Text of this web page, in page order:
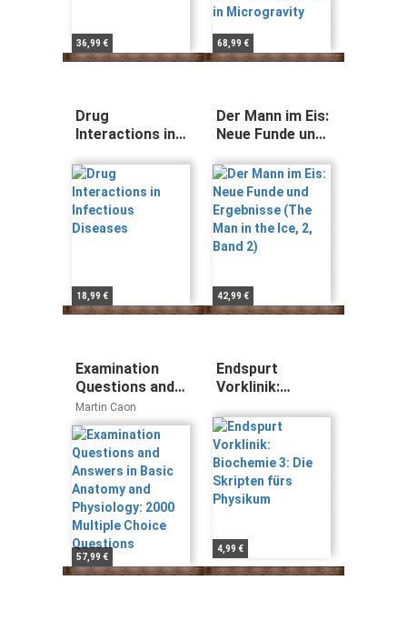
36,99 € 68,99 €
Drug
Interactions in
Diseases
18,99 €
Der Mann im Eis:
Neue Funde und
Man in the Ice, 2,
Band 2)
42,99 €
Examination
Questions and
Answers in
Basic Anatomy
and Physiology:
2000 Multiple
Choice
Questions
Martin Caon
57,99 €
Endspurt
Vorklinik:
Skripten fürs
Physikum
4,99 €